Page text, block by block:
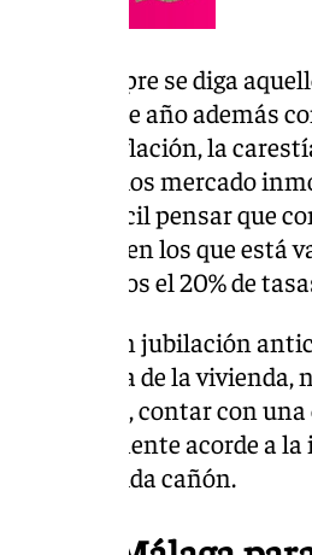
siempre se diga
Gordo» (este año además
con la inflación, la
y los propios mercado
vez más difícil pensar que
Hacienda) en los que está
(menos el 20% de
en un jubilación
la hipoteca de la
y, además, contar con
relativamente acorde a
en la vida cañón.